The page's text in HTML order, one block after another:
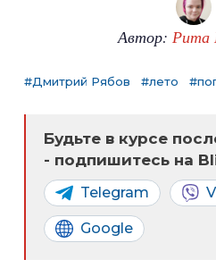
Автор: Рита
#Дмитрий Рябов #лето
Будьте в курсе
- подпишитесь на
Telegram
Google